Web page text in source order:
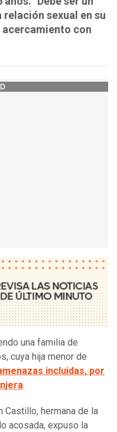
sexual en su
acercamiento con
una familia de
cuya hija menor de
incluidas, por
.
Castillo, hermana de la
acosada, expuso la